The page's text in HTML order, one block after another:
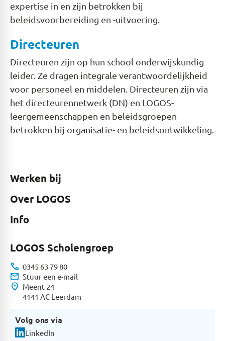
expertise in en zijn betrokken bij
beleidsvoorbereiding en -uitvoering.
Directeuren
Directeuren zijn op hun school onderwijskundig
leider. Ze dragen integrale verantwoordelijkheid
voor personeel en middelen. Directeuren zijn via
het directeurennetwerk (DN) en LOGOS-
leergemeenschappen en beleidsgroepen
betrokken bij organisatie- en beleidsontwikkeling.
Werken bij
Over LOGOS
Info
LOGOS Scholengroep
call 0345 63 79 80
mail Stuur een e-mail
location_on Meent 24
4141 AC Leerdam
Volg ons via
LinkedIn